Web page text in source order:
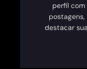
perfil
postagens,
destacar